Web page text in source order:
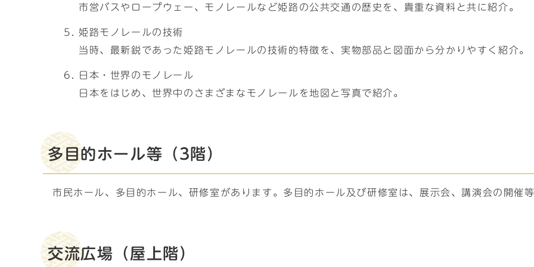
市営バスやロープウェー、モノレールなど姫路の公共交通の歴史を、貴重な資料と共に紹介。
姫路モノレールの技術
当時、最新鋭であった姫路モノレールの技術的特徴を、実物部品と図面から分かりやすく紹介。
日本・世界のモノレール
日本をはじめ、世界中のさまざまなモノレールを地図と写真で紹介。
多目的ホール等（3階）
市民ホール、多目的ホール、研修室があります。多目的ホール及び研修室は、展示会、講演会の開催
交流広場（屋上階）